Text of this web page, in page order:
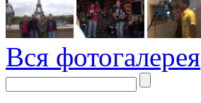
Вся фотогалерея